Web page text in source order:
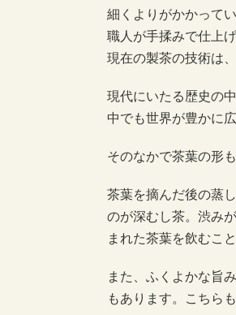
細くよりがかかって
職人が手揉みで仕上
現在の製茶の技術は
現代にいたる歴史の
中でも世界が豊かに
そのなかで茶葉の形
茶葉を摘んだ後の蒸
のが深むし茶。渋み
まれた茶葉を飲むこ
また、ふくよかな旨
もあります。こちら